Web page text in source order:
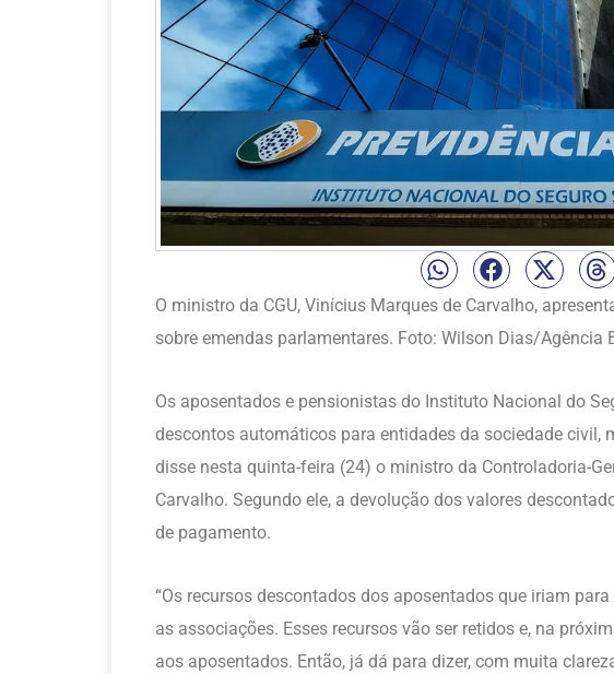
O ministro da CGU, Vinícius Marques de Carvalho,
sobre emendas parlamentares. Foto: Wilson Dias/
Os aposentados e pensionistas do Instituto Nacional do
descontos automáticos para entidades da sociedade civil,
disse nesta quinta-feira (24) o ministro da Controladoria-
Carvalho. Segundo ele, a devolução dos valores
de pagamento.
“Os recursos descontados dos aposentados que iriam
as associações. Esses recursos vão ser retidos e, na
aos aposentados. Então, já dá para dizer, com muita